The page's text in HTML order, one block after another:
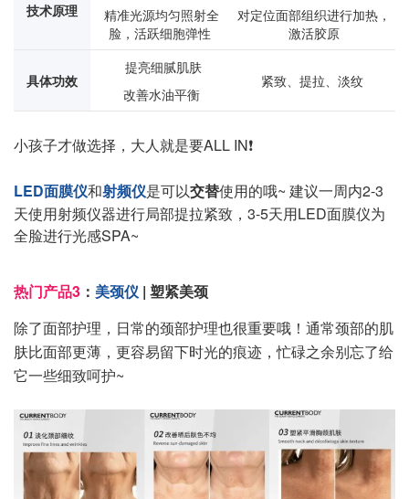
技术原理
精准光源均匀照射全
脸，活跃细胞弹性
对定位面部组织进行加热，
激活胶原
具体功效
提亮细腻肌肤
改善水油平衡
紧致、提拉、淡纹
小孩子才做选择，大人就是要ALL IN❗️
LED面膜仪和射频仪是可以交替使用的哦~ 建议一周内2-3
天使用射频仪器进行局部提拉紧致，3-5天用LED面膜仪为
全脸进行光感SPA~
热门产品3 ： 美颈仪 | 塑紧美颈
除了面部护理，日常的颈部护理也很重要哦！通常颈部的肌
肤比面部更薄，更容易留下时光的痕迹，忙碌之余别忘了给
它一些细致呵护~